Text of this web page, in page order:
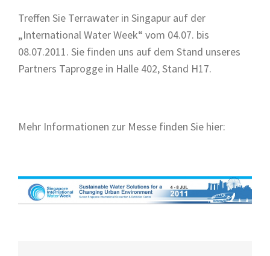
Treffen Sie Terrawater in Singapur auf der
„International Water Week“ vom 04.07. bis
08.07.2011. Sie finden uns auf dem Stand unseres
Partners Taprogge in Halle 402, Stand H17.
Mehr Informationen zur Messe finden Sie hier: